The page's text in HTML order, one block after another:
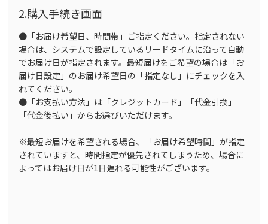
2.購入手続き画面
●「お届け希望日、時間帯」ご指定ください。指定されない
場合は、システムで設定しているリードタイムに沿って自動
でお届け日が指定されます。最短届けをご希望の場合は「お
届け日設定」のお届け希望日の「指定なし」にチェックを入
れてください。
●「お支払い方法」は「クレジットカード」「代金引換」
「代金後払い」からお選びいただけます。
※最短お届けを希望される場合、「お届け希望時間」が指定
されていますと、時間指定が優先されてしまうため、場合に
よってはお届け日が1日遅れる可能性がございます。